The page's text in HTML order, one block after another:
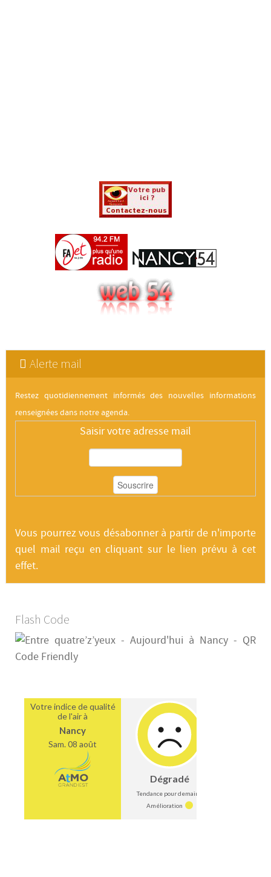
Alerte mail
Restez quotidiennement informés des nouvelles informations
renseignées dans notre agenda.
Saisir votre adresse mail
Vous pourrez vous désabonner à partir de n'importe
quel mail reçu en cliquant sur le lien prévu à cet
effet.
Flash Code